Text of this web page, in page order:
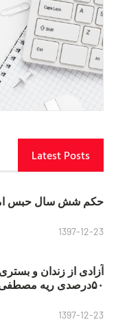
Latest Posts
حکم شش سال حبس
1397-12-23
آزادی از زندان و
۵۰درصدی ریه مصطفی دانشجو
1397-12-23